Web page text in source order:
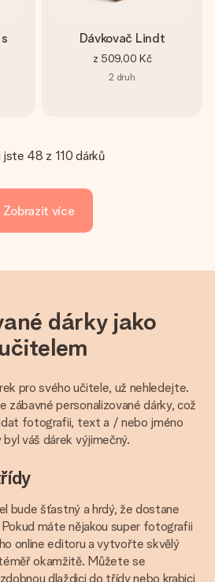
Dávkovač Lindt
z 509,00 Kč
2 druh
jste 48 z 110 dárků
Zobrazit více
dárky jako
pro svého učitele, už nehledejte.
zábavné personalizované dárky, což
fotografii, text a / nebo jméno
váš dárek výjimečný.
bude šťastný a hrdý, že dostane
máte nějakou super fotografii
online editoru a vytvořte skvělý
okamžitě. Můžete se
dlaždici do třídy nebo krabici